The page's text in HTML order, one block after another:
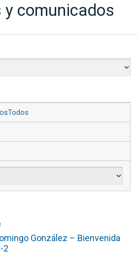
comunicados
González – Bienvenida
2